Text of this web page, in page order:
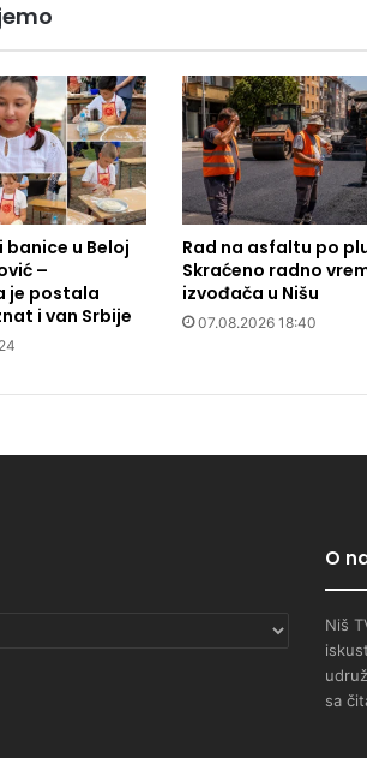
u Beloj
–
je postala
i van Srbije
Rad na asfaltu po
Skraćeno radno
izvođača u Nišu
07.08.2026 18:40
O
Niš
sa